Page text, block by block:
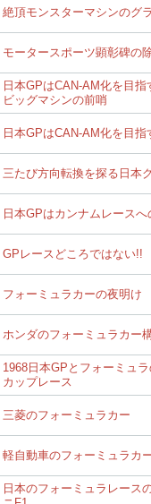
絶頂モンスターマシンのグ
モータースポーツ顕彰碑の
日本GPはCAN-AM化を目
ビッグマシンの前哨
日本GPはCAN-AM化を目指
三たび方向転換を探る日本
日本GPはカンナムレース
GPレースどころではない!!
フォーミュラカーの夜明け
ホンダのフォーミュラカー
1968日本GPとフォーミュ
カップレース
三菱のフォーミュラカー
軽自動車のフォーミュラカ
日本のフォーミュラレース